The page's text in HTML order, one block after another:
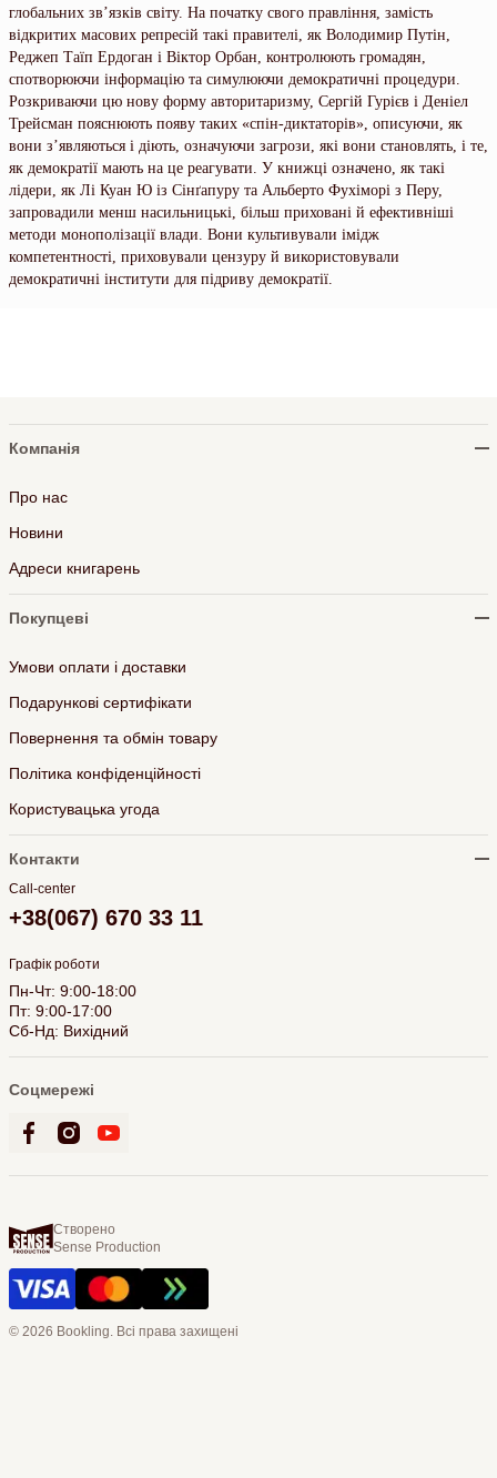
глобальних зв’язків світу. На початку свого правління, замість
відкритих масових репресій такі правителі, як Володимир Путін,
Реджеп Таїп Ердоган і Віктор Орбан, контролюють громадян,
спотворюючи інформацію та симулюючи демократичні процедури.
Розкриваючи цю нову форму авторитаризму, Сергій Гурієв і Деніел
Трейсман пояснюють появу таких «спін-диктаторів», описуючи, як
вони з’являються і діють, означуючи загрози, які вони становлять, і те,
як демократії мають на це реагувати. У книжці означено, як такі
лідери, як Лі Куан Ю із Сінґапуру та Альберто Фухіморі з Перу,
запровадили менш насильницькі, більш приховані й ефективніші
методи монополізації влади. Вони культивували імідж
компетентності, приховували цензуру й використовували
демократичні інститути для підриву демократії.
Компанія
Про нас
Новини
Адреси книгарень
Покупцеві
Умови оплати і доставки
Подарункові сертифікати
Повернення та обмін товару
Політика конфіденційності
Користувацька угода
Контакти
Call-center
+38(067) 670 33 11
Графік роботи
Пн-Чт: 9:00-18:00
Пт: 9:00-17:00
Сб-Нд: Вихідний
Соцмережі
Створено
Sense Production
© 2026 Bookling. Всі права захищені